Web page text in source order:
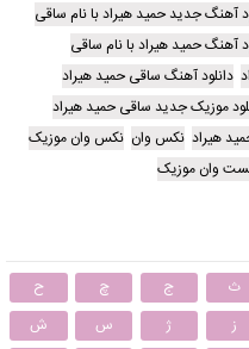
آهنگ جدید حمید هیراد با نام ساقی
آهنگ حمید هیراد با نام ساقی
دانلود آهنگ ساقی حمید هیراد
موزیک جدید ساقی حمید هیراد
هیراد نکس وان نکس وان موزیک
وان موزیک
ث ج چ
ح
ز ژ س
ش